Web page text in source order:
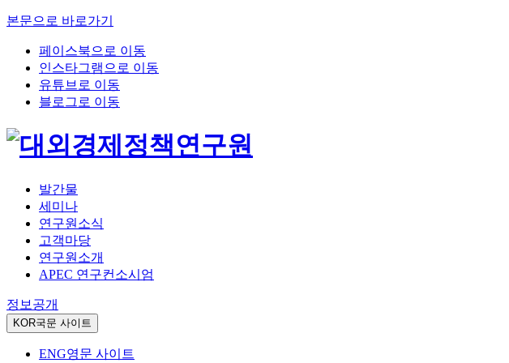
본문으로 바로가기
페이스북으로 이동
인스타그램으로 이동
유튜브로 이동
블로그로 이동
발간물
세미나
연구원소식
고객마당
연구원소개
APEC 연구컨소시엄
정보공개
KOR국문 사이트
ENG영문 사이트